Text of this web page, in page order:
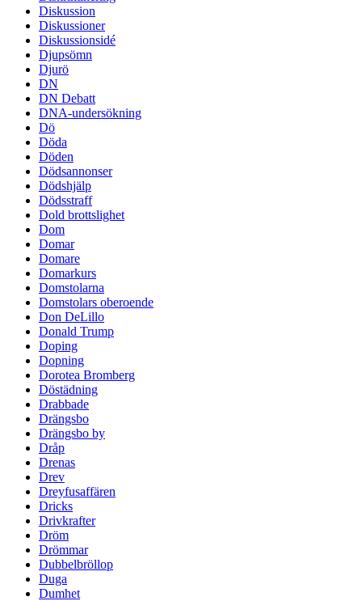
Diskussion
Diskussioner
Diskussionsidé
Djupsömn
Djurö
DN
DN Debatt
DNA-undersökning
Dö
Döda
Döden
Dödsannonser
Dödshjälp
Dödsstraff
Dold brottslighet
Dom
Domar
Domare
Domarkurs
Domstolarna
Domstolars oberoende
Don DeLillo
Donald Trump
Doping
Dopning
Dorotea Bromberg
Döstädning
Drabbade
Drängsbo
Drängsbo by
Dråp
Drenas
Drev
Dreyfusaffären
Dricks
Drivkrafter
Dröm
Drömmar
Dubbelbröllop
Duga
Dumhet